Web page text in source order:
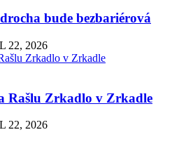
bude bezbariérová
22, 2026
Rašlu Zrkadlo v Zrkadle
22, 2026